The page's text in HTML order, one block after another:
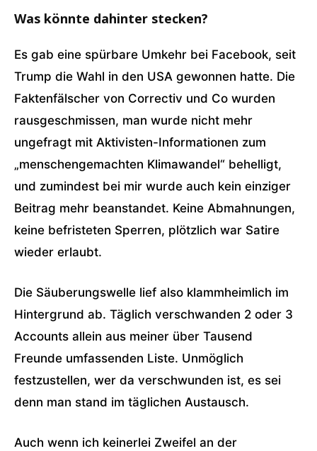
Was könnte dahinter stecken?
Es gab eine spürbare Umkehr bei Facebook, seit
Trump die Wahl in den USA gewonnen hatte. Die
Faktenfälscher von Correctiv und Co wurden
rausgeschmissen, man wurde nicht mehr
ungefragt mit Aktivisten-Informationen zum
„menschengemachten Klimawandel“ behelligt,
und zumindest bei mir wurde auch kein einziger
Beitrag mehr beanstandet. Keine Abmahnungen,
keine befristeten Sperren, plötzlich war Satire
wieder erlaubt.
Die Säuberungswelle lief also klammheimlich im
Hintergrund ab. Täglich verschwanden 2 oder 3
Accounts allein aus meiner über Tausend
Freunde umfassenden Liste. Unmöglich
festzustellen, wer da verschwunden ist, es sei
denn man stand im täglichen Austausch.
Auch wenn ich keinerlei Zweifel an der